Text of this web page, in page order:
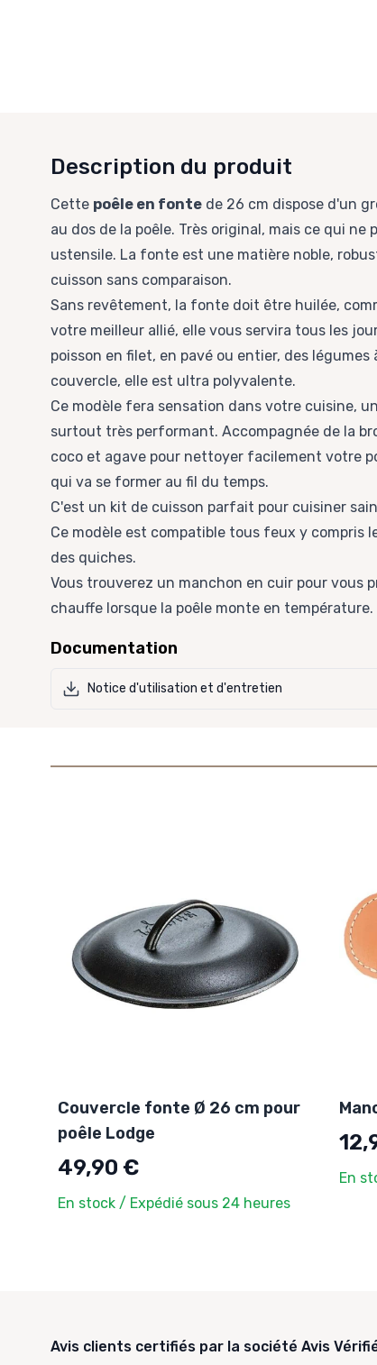
Description du produit
Cette poêle en fonte de 26 cm dispose d'un
au dos de la poêle. Très original, mais ce qui
ustensile. La fonte est une matière noble,
cuisson sans comparaison.
Sans revêtement, la fonte doit être huilée,
votre meilleur allié, elle vous servira tous les
poisson en filet, en pavé ou entier, des
couvercle, elle est ultra polyvalente.
Ce modèle fera sensation dans votre cuisine,
surtout très performant. Accompagnée de la
coco et agave pour nettoyer facilement votre
qui va se former au fil du temps.
C'est un kit de cuisson parfait pour cuisiner
Ce modèle est compatible tous feux y compris
des quiches.
Vous trouverez un manchon en cuir pour vous
chauffe lorsque la poêle monte en température.
Documentation
Notice d'utilisation et d'entretien
Couvercle fonte Ø 26 cm pour
poêle Lodge
49,90 €
En stock / Expédié sous 24 heures
En
Avis clients certifiés par la société Avis